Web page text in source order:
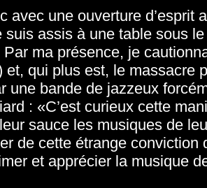
avec une ouverture
suis assis à une table sous
ma présence, je
et, qui plus est, le massacre
une bande de jazzeux
: «C’est curieux cette
sauce les musiques de
de cette étrange conviction
et apprécier la musique